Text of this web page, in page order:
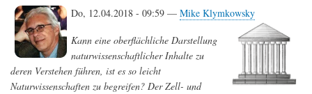
Do, 12.04.2018 - 09:59 — Mike Klymkowsky
Kann eine oberflächliche Darstellung
naturwissenschaftlicher Inhalte zu
deren Verstehen führen, ist es so leicht
Naturwissenschaften zu begreifen? Der Zell- und